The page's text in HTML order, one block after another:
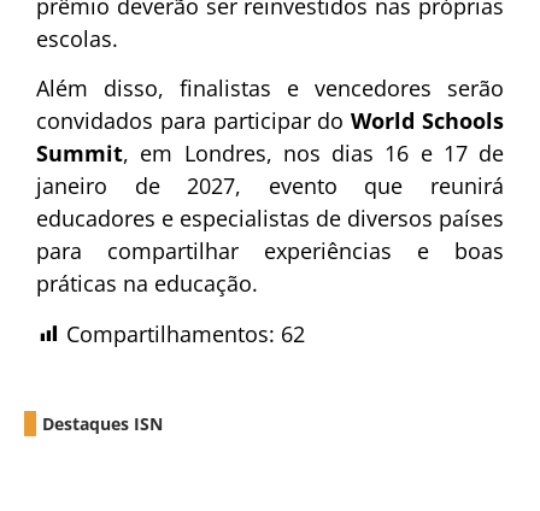
prêmio deverão ser reinvestidos nas próprias
escolas.
Além disso, finalistas e vencedores serão
convidados para participar doWorld Schools
Summit, em Londres, nos dias 16 e 17 de
janeiro de 2027, evento que reunirá
educadores e especialistas de diversos países
para compartilhar experiências e boas
práticas na educação.
Compartilhamentos: 62
Destaques ISN